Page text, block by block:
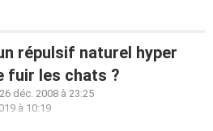
répulsif naturel hyper
fuir les chats ?
26 déc. 2008 à 23:25
à 10:19